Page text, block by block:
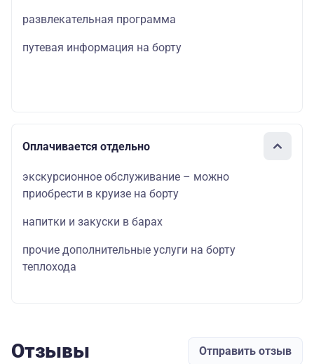
развлекательная программа
путевая информация на борту
Оплачивается отдельно
экскурсионное обслуживание – можно
приобрести в круизе на борту
напитки и закуски в барах
прочие дополнительные услуги на борту
теплохода
Отзывы Отправить отзыв